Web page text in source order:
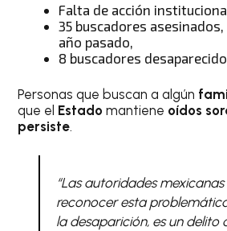
Falta de acción
35 buscadores
año pasado,
8 buscadores
Personas que buscan a algún
que el Estadomantiene oídos
persiste.
“Las autoridades
reconocer esta
la desaparición, es un delito